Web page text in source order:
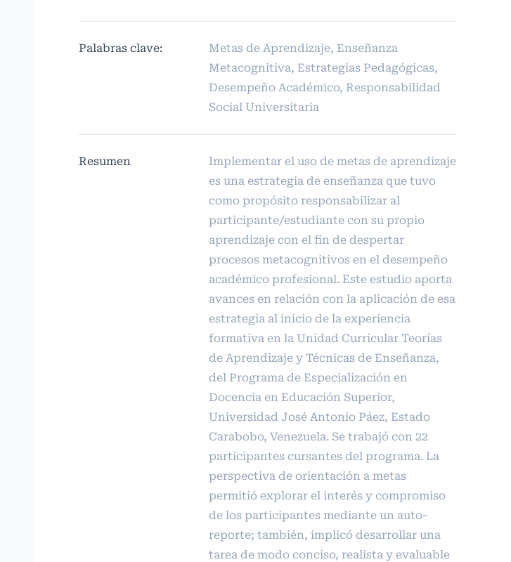
Palabras clave:
Metas de Aprendizaje, Enseñanza
Metacognitiva, Estrategias Pedagógicas,
Desempeño Académico, Responsabilidad
Social Universitaria
Resumen
Implementar el uso de metas de aprendizaje
es una estrategia de enseñanza que tuvo
como propósito responsabilizar al
participante/estudiante con su propio
aprendizaje con el fin de despertar
procesos metacognitivos en el desempeño
académico profesional. Este estudio aporta
avances en relación con la aplicación de esa
estrategia al inicio de la experiencia
formativa en la Unidad Curricular Teorías
de Aprendizaje y Técnicas de Enseñanza,
del Programa de Especialización en
Docencia en Educación Superior,
Universidad José Antonio Páez, Estado
Carabobo, Venezuela. Se trabajó con 22
participantes cursantes del programa. La
perspectiva de orientación a metas
permitió explorar el interés y compromiso
de los participantes mediante un auto-
reporte; también, implicó desarrollar una
tarea de modo conciso, realista y evaluable